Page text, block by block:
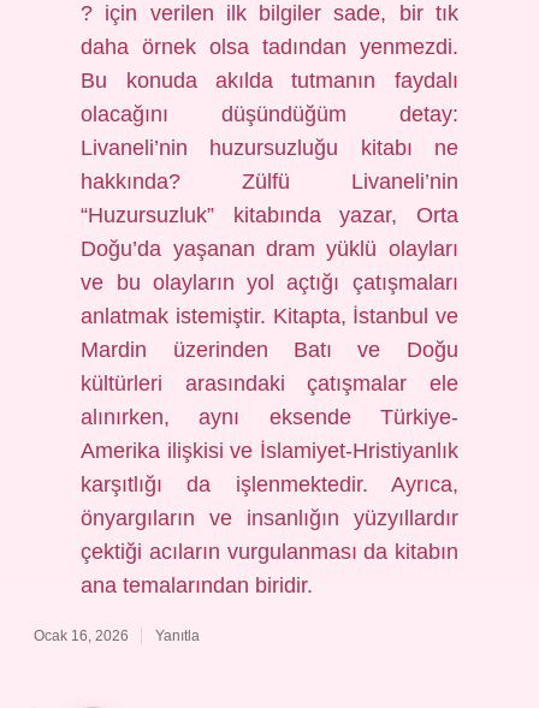
? için verilen ilk bilgiler sade, bir tık
daha örnek olsa tadından yenmezdi.
Bu konuda akılda tutmanın faydalı
olacağını düşündüğüm detay:
Livaneli’nin huzursuzluğu kitabı ne
hakkında? Zülfü Livaneli’nin
“Huzursuzluk” kitabında yazar, Orta
Doğu’da yaşanan dram yüklü olayları
ve bu olayların yol açtığı çatışmaları
anlatmak istemiştir. Kitapta, İstanbul ve
Mardin üzerinden Batı ve Doğu
kültürleri arasındaki çatışmalar ele
alınırken, aynı eksende Türkiye-
Amerika ilişkisi ve İslamiyet-Hristiyanlık
karşıtlığı da işlenmektedir. Ayrıca,
önyargıların ve insanlığın yüzyıllardır
çektiği acıların vurgulanması da kitabın
ana temalarından biridir.
Ocak 16, 2026 Yanıtla